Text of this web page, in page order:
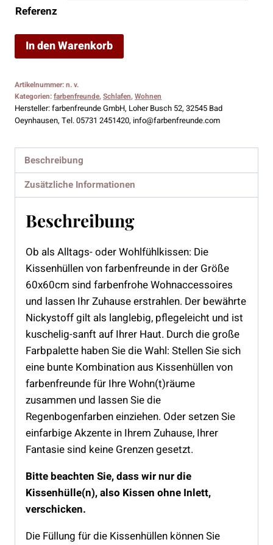
Referenz
Farbenfreunde
Kissenhülle
60x60cm
Menge
In den Warenkorb
Artikelnummer:n. v.
Kategorien:farbenfreunde,Schlafen,Wohnen
Hersteller:farbenfreunde GmbH, Loher Busch 52, 32545 Bad
Oeynhausen, Tel. 05731 2451420, info@farbenfreunde.com
Beschreibung
Zusätzliche Informationen
Beschreibung
Ob als Alltags- oder Wohlfühlkissen: Die
Kissenhüllen von farbenfreunde in der Größe
60x60cm sind farbenfrohe Wohnaccessoires
und lassen Ihr Zuhause erstrahlen. Der bewährte
Nickystoff gilt als langlebig, pflegeleicht und ist
kuschelig-sanft auf Ihrer Haut. Durch die große
Farbpalette haben Sie die Wahl: Stellen Sie sich
eine bunte Kombination aus Kissenhüllen von
farbenfreunde für Ihre Wohn(t)räume
zusammen und lassen Sie die
Regenbogenfarben einziehen. Oder setzen Sie
einfarbige Akzente in Ihrem Zuhause, Ihrer
Fantasie sind keine Grenzen gesetzt.
Bitte beachten Sie, dass wir nur die
Kissenhülle(n), also Kissen ohne Inlett,
verschicken.
Die Füllung für die Kissenhüllen können Sie